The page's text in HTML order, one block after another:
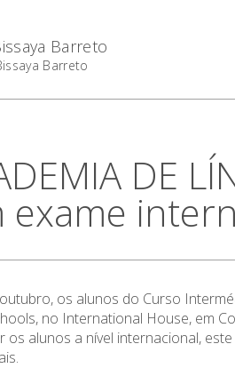
Barreto
Barreto
DE
exame
os alunos do Curso
no International House, em
os alunos a nível internacional,